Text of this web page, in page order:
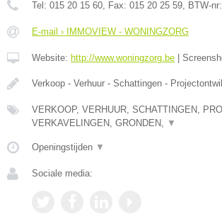
Tel: 015 20 15 60 , Fax: 015 20 25 59 , BTW-nr:
E-mail › IMMOVIEW - WONINGZORG
Website: http://www.woningzorg.be
Verkoop - Verhuur - Schattingen -
VERKOOP, VERHUUR, SCHATTINGEN,
VERKAVELINGEN, GRONDEN,
▼
Openingstijden ▼
Sociale media: